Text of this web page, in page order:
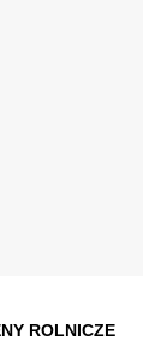
ROLNICZE